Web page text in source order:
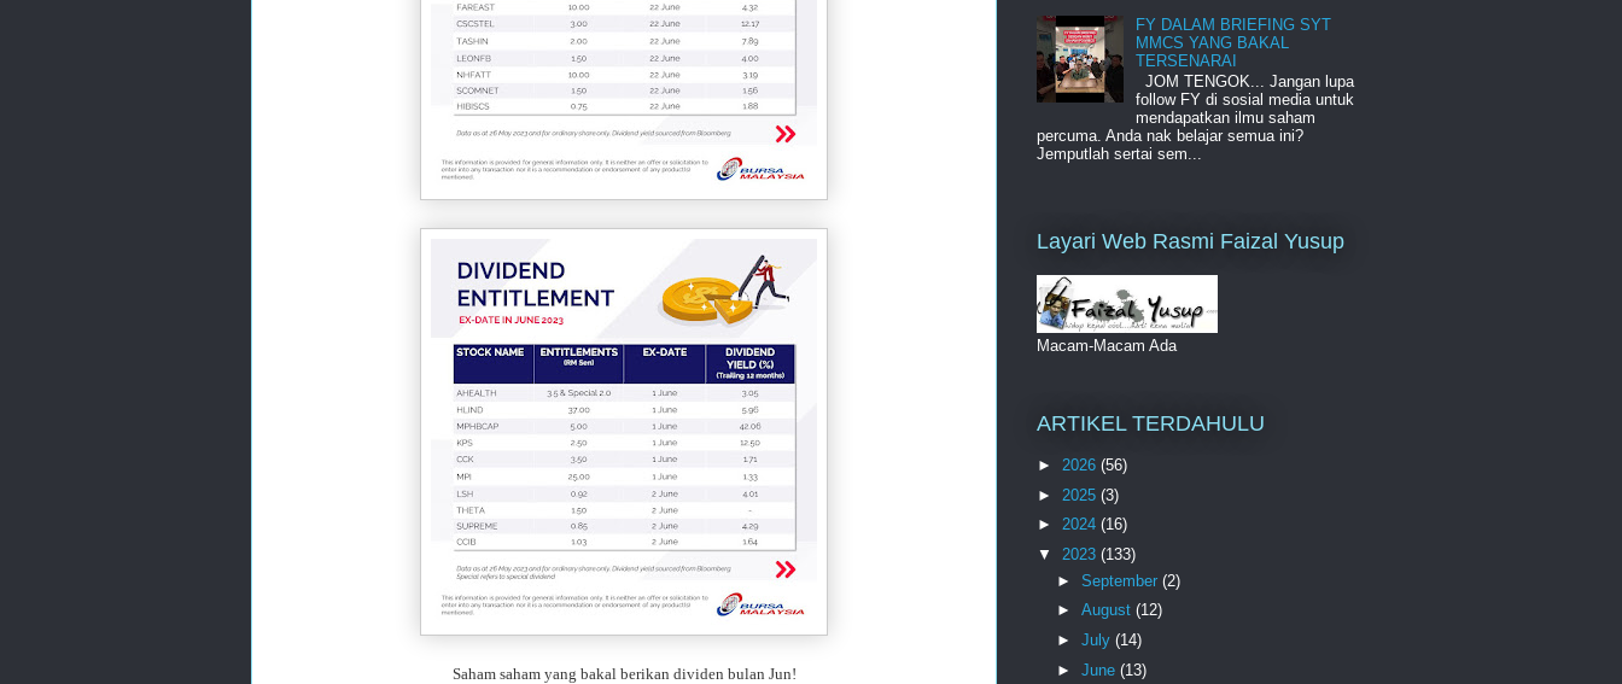
Saham saham yang bakal berikan dividen bulan Jun!
FY DALAM BRIEFING SYT
MMCS YANG BAKAL
TERSENARAI
JOM TENGOK... Jangan lupa
follow FY di sosial media untuk
mendapatkan ilmu saham
percuma. Anda nak belajar semua ini?
Jemputlah sertai sem...
Layari Web Rasmi Faizal Yusup
Macam-Macam Ada
ARTIKEL TERDAHULU
► 2026 (56)
► 2025 (3)
► 2024 (16)
▼ 2023 (133)
► September (2)
► August (12)
► July (14)
► June (13)